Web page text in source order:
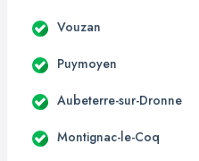
Vouzan
Puymoyen
Aubeterre-sur-Dronne
Montignac-le-Coq